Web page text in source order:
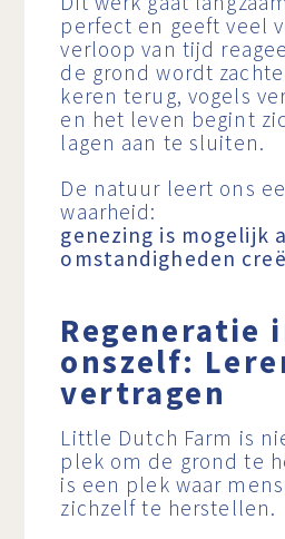
perfect en geeft veel
verloop van tijd
de grond wordt
keren terug, vogels
en het leven begint
lagen aan te sluiten.
De natuur leert ons
waarheid:
genezing is mogelijk
omstandigheden
Regeneratie
onszelf:
vertragen
Little Dutch Farm is
plek om de grond te
is een plek waar
zichzelf te herstellen.